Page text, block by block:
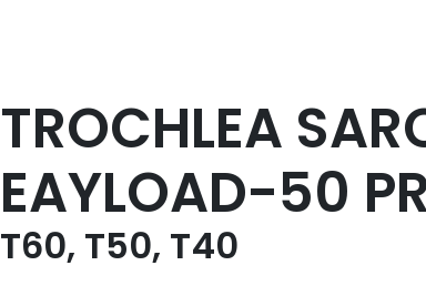
TROCHLEA
EAYLOAD-50
T60, T50, T40